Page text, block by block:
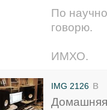
По
говорю.
ИМХО.
IMG 2126 в
Домашняя